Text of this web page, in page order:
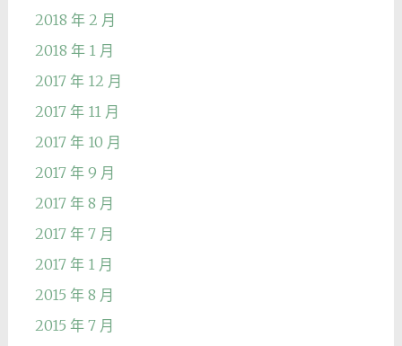
2018 年 2 月
2018 年 1 月
2017 年 12 月
2017 年 11 月
2017 年 10 月
2017 年 9 月
2017 年 8 月
2017 年 7 月
2017 年 1 月
2015 年 8 月
2015 年 7 月